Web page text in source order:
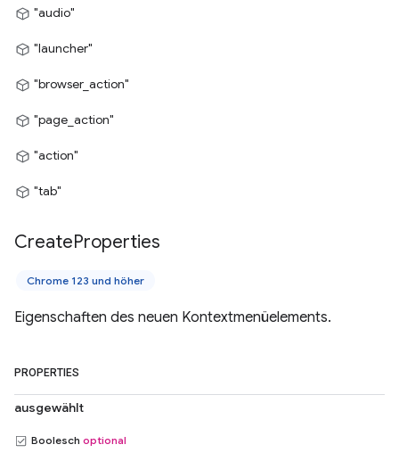
"audio"
"launcher"
"browser_action"
"page_action"
"action"
"tab"
CreateProperties
Chrome 123 und höher
Eigenschaften des neuen Kontextmenüelements.
PROPERTIES
ausgewählt
Boolesch optional